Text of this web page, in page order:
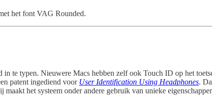
het font VAG Rounded.
te typen. Nieuwere Macs hebben zelf ook Touch ID op het
patent ingediend voor User Identification Using Headphones.
het systeem onder andere gebruik van unieke